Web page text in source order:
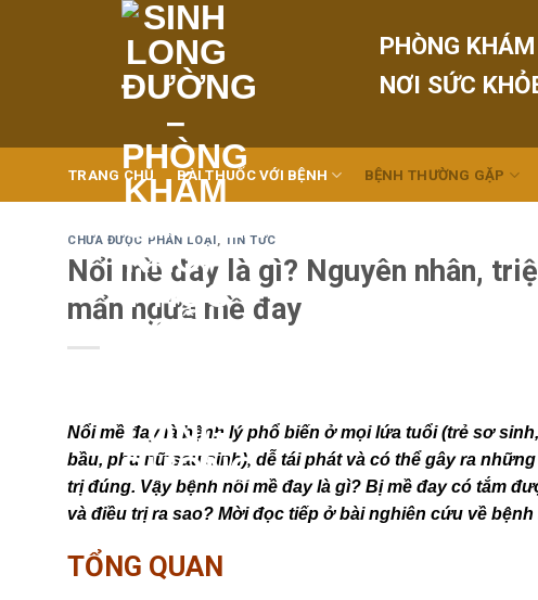
PHÒNG
NƠI SỨC
TRANG CHỦ BÀI THUỐC VỚI BỆNH BỆNH THƯỜNG GẶP
CHƯA ĐƯỢC PHÂN LOẠI, TIN TỨC
Nổi mề đay là gì? Nguyên nhân,
mẩn ngứa mề đay
Nổi mề đay là bệnh lý phổ biến ở mọi lứa tuổi (trẻ sơ
bầu, phụ nữ sau sinh), dễ tái phát và có thể gây ra
trị đúng. Vậy bệnh nổi mề đay là gì? Bị mề đay có tắm
và điều trị ra sao? Mời đọc tiếp ở bài nghiên cứu về
TỔNG QUAN